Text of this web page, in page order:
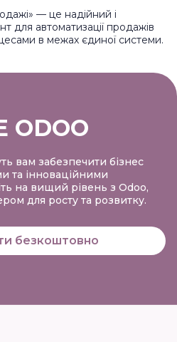
— це надійний і
для автоматизації продажів
в межах єдиної системи.
вам забезпечити бізнес
та інноваційними
на вищий рівень з Odoo,
для росту та розвитку.
безкоштовно